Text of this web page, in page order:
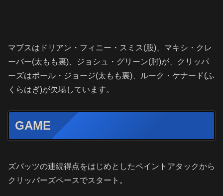
マブスはドリアン・フィニー・スミス(股)、マキシ・クレ
ーバー(太もも裏)、ジョシュ・グリーン(肘)が、クリッパ
ーズはポール・ジョージ(太もも裏)、ルーク・ケナード(ふ
くらはぎ)が欠場しています。
GAME
ズバッツの連続得点をはじめとしたペイントアタックから
クリッパーズペースでスタート。